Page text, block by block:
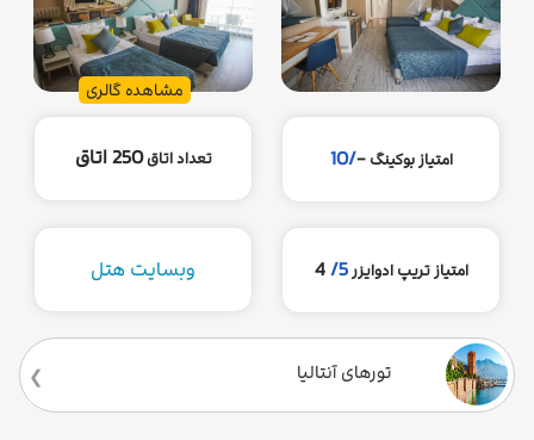
مشاهده گالری
امتیاز بوکینگ-
/10 تعداد اتاق250 اتاق
امتیاز تریپ ادوایزر5/
4 وبسایت هتل
تورهای آنتالیا